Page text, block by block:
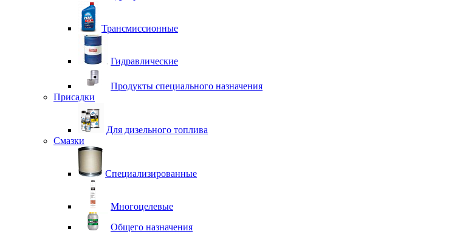
Трансмиссионные
Гидравлические
Продукты специального назначения
Присадки
Для дизельного топлива
Смазки
Специализированные
Многоцелевые
Общего назначения